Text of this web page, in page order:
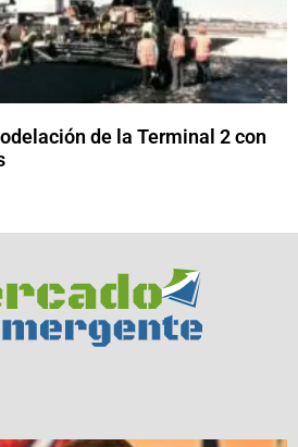
de la Terminal 2 con